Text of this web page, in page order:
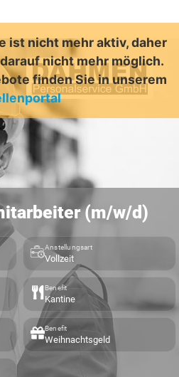
ist nicht mehr aktiv, daher
nicht mehr möglich.
finden Sie in unserem
(m/w/d)
Anstellungsart
Vollzeit
Benefit
Kantine
Benefit
Weihnachtsgeld